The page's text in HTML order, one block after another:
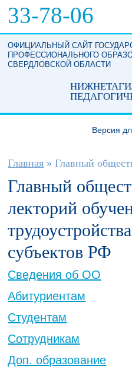
33-78-06
ОФИЦИАЛЬНЫЙ САЙТ
ПРОФЕССИОНАЛЬНОГО
СВЕРДЛОВСКОЙ ОБЛАСТИ
Версия
Вы здесь
Главная » Главный
Главный
лекторий
субъектов РФ
Сведения об ОО
Абитуриентам
Студентам
Сотрудникам
Доп. образование